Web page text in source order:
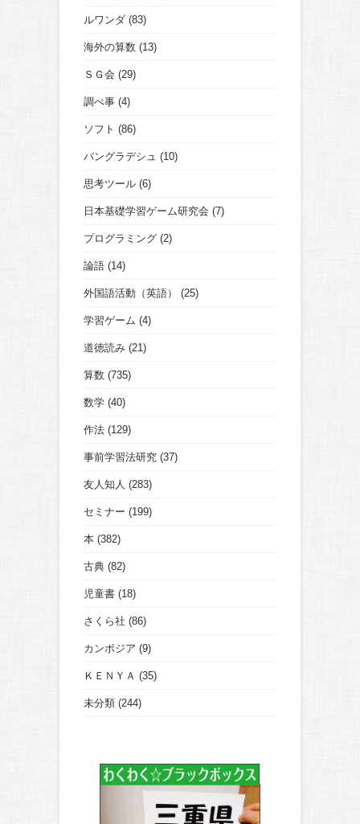
ルワンダ (83)
海外の算数 (13)
ＳＧ会 (29)
調べ事 (4)
ソフト (86)
バングラデシュ (10)
思考ツール (6)
日本基礎学習ゲーム研究会 (7)
プログラミング (2)
論語 (14)
外国語活動（英語） (25)
学習ゲーム (4)
道徳読み (21)
算数 (735)
数学 (40)
作法 (129)
事前学習法研究 (37)
友人知人 (283)
セミナー (199)
本 (382)
古典 (82)
児童書 (18)
さくら社 (86)
カンボジア (9)
ＫＥＮＹＡ (35)
未分類 (244)